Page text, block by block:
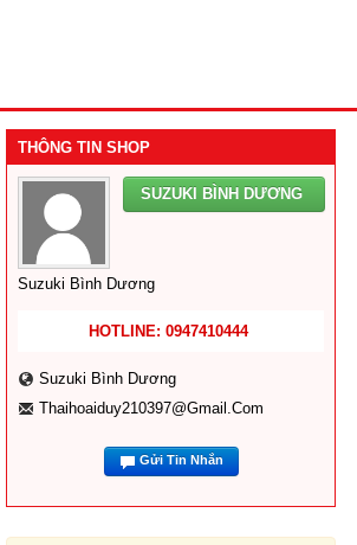
THÔNG TIN SHOP
SUZUKI BÌNH DƯƠNG
Suzuki Bình Dương
HOTLINE: 0947410444
Suzuki Bình Dương
Thaihoaiduy210397@gmail.com
Gửi Tin Nhắn